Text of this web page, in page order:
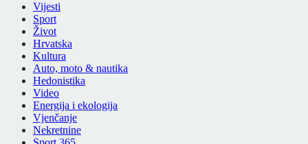
Vijesti
Sport
Život
Hrvatska
Kultura
Auto, moto & nautika
Hedonistika
Video
Energija i ekologija
Vjenčanje
Nekretnine